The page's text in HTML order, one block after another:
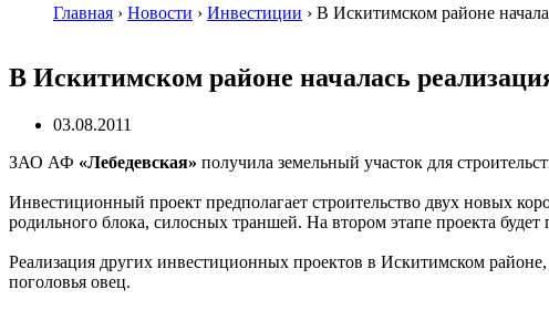
Главная › Новости › Инвестиции › В Искитимском районе
В Искитимском районе началась
03.08.2011
ЗАО АФ «Лебедевская» получила земельный участок для
Инвестиционный проект предполагает строительство двух новых
родильного блока, силосных траншей. На втором этапе проекта
Реализация других инвестиционных проектов в Искитимском
поголовья овец.